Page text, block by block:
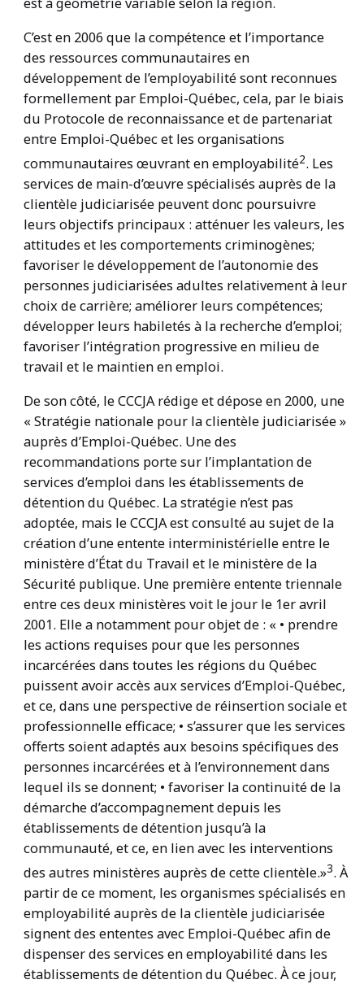
C’est en 2006 que la compétence et l’importance
des ressources communautaires en
développement de l’employabilité sont reconnues
formellement par Emploi-Québec, cela, par le biais
du Protocole de reconnaissance et de partenariat
entre Emploi-Québec et les organisations
communautaires œuvrant en employabilité2. Les
services de main-d’œuvre spécialisés auprès de la
clientèle judiciarisée peuvent donc poursuivre
leurs objectifs principaux : atténuer les valeurs, les
attitudes et les comportements criminogènes;
favoriser le développement de l’autonomie des
personnes judiciarisées adultes relativement à leur
choix de carrière; améliorer leurs compétences;
développer leurs habiletés à la recherche d’emploi;
favoriser l’intégration progressive en milieu de
travail et le maintien en emploi.
De son côté, le CCCJA rédige et dépose en 2000, une
« Stratégie nationale pour la clientèle judiciarisée »
auprès d’Emploi-Québec. Une des
recommandations porte sur l’implantation de
services d’emploi dans les établissements de
détention du Québec. La stratégie n’est pas
adoptée, mais le CCCJA est consulté au sujet de la
création d’une entente interministérielle entre le
ministère d’État du Travail et le ministère de la
Sécurité publique. Une première entente triennale
entre ces deux ministères voit le jour le 1er avril
2001. Elle a notamment pour objet de : « • prendre
les actions requises pour que les personnes
incarcérées dans toutes les régions du Québec
puissent avoir accès aux services d’Emploi-Québec,
et ce, dans une perspective de réinsertion sociale et
professionnelle efficace; • s’assurer que les services
offerts soient adaptés aux besoins spécifiques des
personnes incarcérées et à l’environnement dans
lequel ils se donnent; • favoriser la continuité de la
démarche d’accompagnement depuis les
établissements de détention jusqu’à la
communauté, et ce, en lien avec les interventions
des autres ministères auprès de cette clientèle.»3. À
partir de ce moment, les organismes spécialisés en
employabilité auprès de la clientèle judiciarisée
signent des ententes avec Emploi-Québec afin de
dispenser des services en employabilité dans les
établissements de détention du Québec. À ce jour,